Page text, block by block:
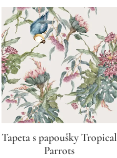
Tapeta s papoušky Tropical
Parrots